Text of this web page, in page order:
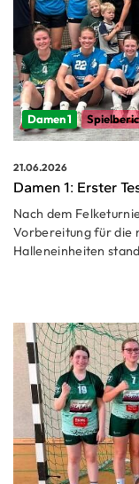
Damen 1
21.06.2026
Damen 1: Erster
Nach dem
Vorbereitung für die
Halleneinheiten